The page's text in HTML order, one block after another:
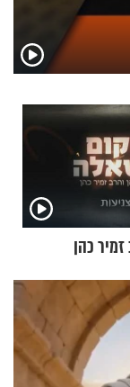
כהן